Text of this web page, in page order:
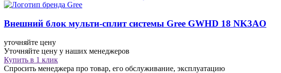
Внешний блок мульти-сплит системы Gree GWHD 18 NK3AO
уточняйте цену
Уточняйте цену у наших менеджеров
Купить в 1 клик
Спросить менеджера про товар, его обслуживание, эксплуатацию